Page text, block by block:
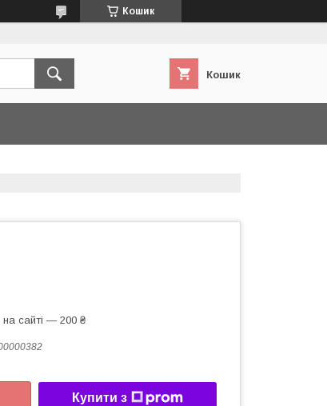
Кошик
Кошик
сайті — 200 ₴
Купити з